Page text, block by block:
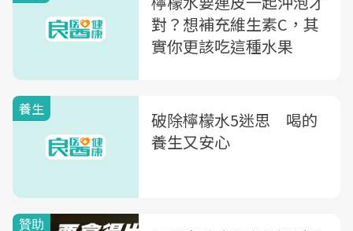
對？想補充維生素C，其
實你更該吃這種水果
養生
破除檸檬水5迷思 喝的
養生又安心